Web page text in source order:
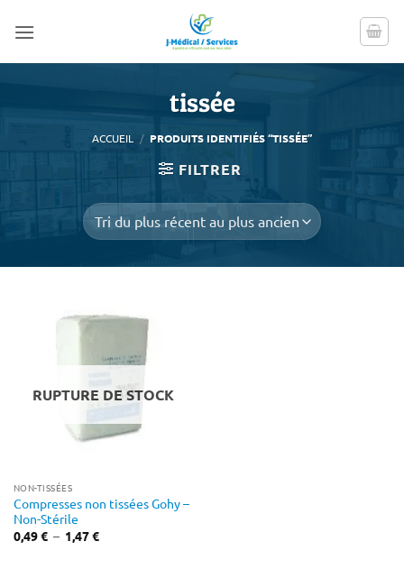
tissée
ACCUEIL / PRODUITS IDENTIFIÉS “TISSÉE”
FILTRER
RUPTURE DE STOCK
NON-TISSÉES
Compresses non tissées Gohy –
Non-Stérile
0,49€ – 1,47€Plage
de